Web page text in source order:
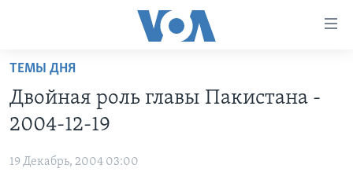
Перейти
основной
контент
ПРОГРАММЫ
НОВОСТИ ЗА МИНУТУ
УЧИМ АНГЛИЙСКИЙ
ЭКСПЕРТИЗА
ТЕМЫ ДНЯ
Двойная роль главы Пакистана -
2004-12-19
19 Декабрь, 2004 03:00